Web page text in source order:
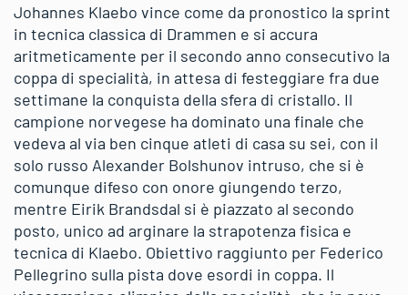
Johannes Klaebo vince come da pronostico la sprint
in tecnica classica di Drammen e si accura
aritmeticamente per il secondo anno consecutivo la
coppa di specialità, in attesa di festeggiare fra due
settimane la conquista della sfera di cristallo. Il
campione norvegese ha dominato una finale che
vedeva al via ben cinque atleti di casa su sei, con il
solo russo Alexander Bolshunov intruso, che si è
comunque difeso con onore giungendo terzo,
mentre Eirik Brandsdal si è piazzato al secondo
posto, unico ad arginare la strapotenza fisica e
tecnica di Klaebo. Obiettivo raggiunto per Federico
Pellegrino sulla pista dove esordi in coppa. Il